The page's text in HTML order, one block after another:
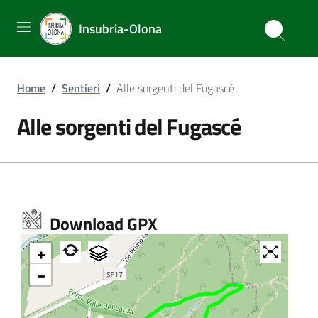
Insubria-Olona
Home / Sentieri / Alle sorgenti del Fugascé
Alle sorgenti del Fugascé
Download GPX
+
−